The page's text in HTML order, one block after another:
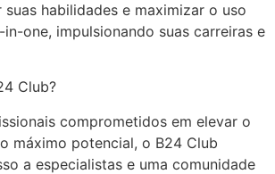
habilidades e maximizar o uso
one, impulsionando suas carreiras e
Club?
comprometidos em elevar o
máximo potencial, o B24 Club
a especialistas e uma comunidade